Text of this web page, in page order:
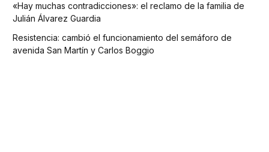
«Hay muchas contradicciones»: el reclamo de la familia de
Julián Álvarez Guardia
Resistencia: cambió el funcionamiento del semáforo de
avenida San Martín y Carlos Boggio